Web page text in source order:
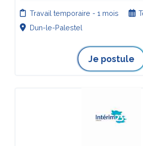
Travail temporaire - 1 mois
Dun-le-Palestel
Je postule